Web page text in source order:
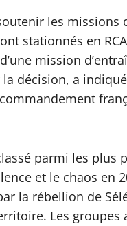
les missions
stationnés en
mission
décision, a
parmi les
et le chaos en
la rébellion de
Les